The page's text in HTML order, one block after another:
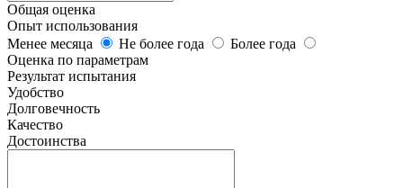
Общая оценка
Опыт использования
Менее месяца
Не более года
Более года
Оценка по параметрам
Результат испытания
Удобство
Долговечность
Качество
Достоинства